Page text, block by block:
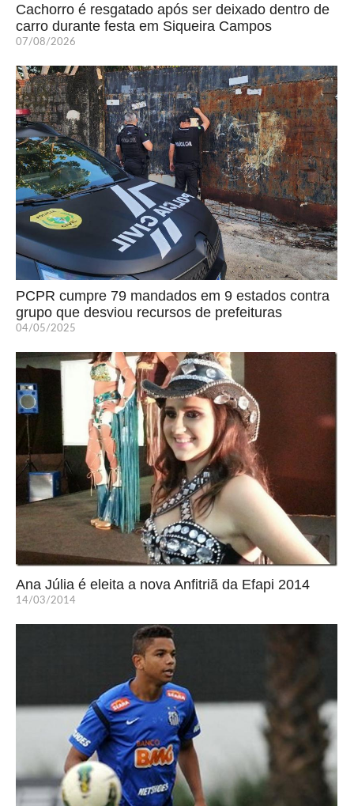
Cachorro é resgatado após ser deixado dentro de
carro durante festa em Siqueira Campos
07/08/2026
PCPR cumpre 79 mandados em 9 estados contra
grupo que desviou recursos de prefeituras
04/05/2025
Ana Júlia é eleita a nova Anfitriã da Efapi 2014
14/03/2014